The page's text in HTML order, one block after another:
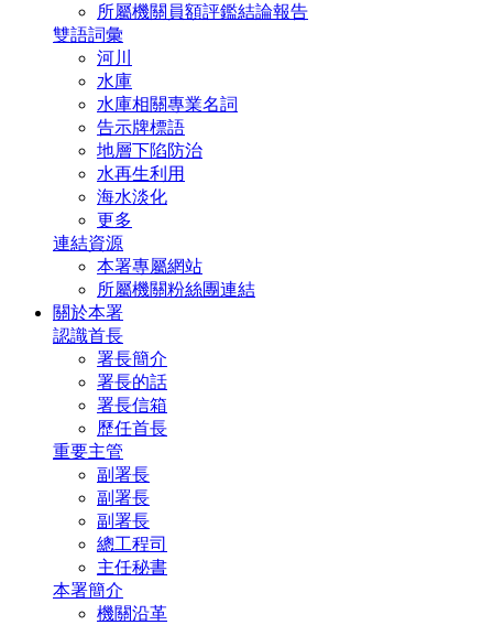
所屬機關員額評鑑結論報告
雙語詞彙
河川
水庫
水庫相關專業名詞
告示牌標語
地層下陷防治
水再生利用
海水淡化
更多
連結資源
本署專屬網站
所屬機關粉絲團連結
關於本署
認識首長
署長簡介
署長的話
署長信箱
歷任首長
重要主管
副署長
副署長
副署長
總工程司
主任秘書
本署簡介
機關沿革